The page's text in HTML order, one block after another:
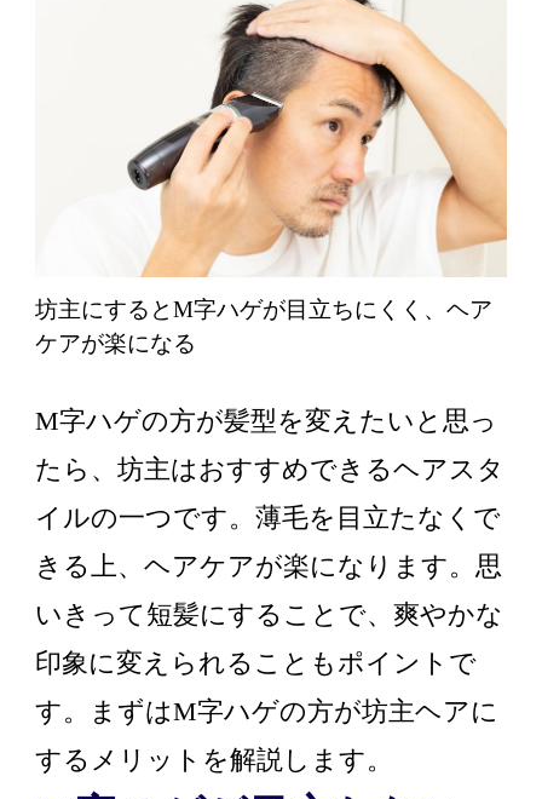
坊主にするとM字ハゲが目立ちにくく、ヘア
ケアが楽になる
M字ハゲの方が髪型を変えたいと思っ
たら、坊主はおすすめできるヘアスタ
イルの一つです。薄毛を目立たなくで
きる上、ヘアケアが楽になります。思
いきって短髪にすることで、爽やかな
印象に変えられることもポイントで
す。まずはM字ハゲの方が坊主ヘアに
するメリットを解説します。